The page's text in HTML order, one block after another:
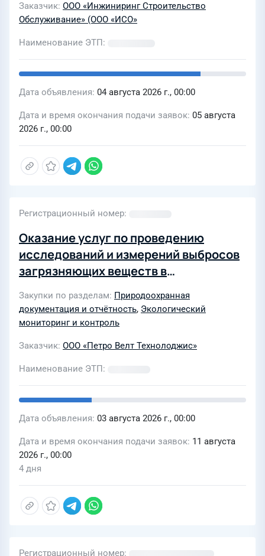
взрывобезопасность» (2 чел.) (2-й
этап торгов)
Заказчик ООО «Инжиниринг Строительство
Обслуживание» (ООО «ИСО»
Наименование ЭТП
Дата объявления 04 августа 2026 г., 00:00
Дата и время окончания подачи заявок 05 августа
2026 г., 00:00
Регистрационный номер
Оказание услуг по проведению
исследований и измерений выбросов
загрязняющих веществ в
негативного воздействия
Закупки по разделам Природоохранная
документация и отчётность, Экологический
мониторинг и контроль
Заказчик ООО «Петро Велт Технолоджис»
Наименование ЭТП
Дата объявления 03 августа 2026 г., 00:00
Дата и время окончания подачи заявок 11 августа
2026 г., 00:00
4 дня
Регистрационный номер